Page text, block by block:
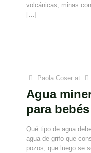
volcánicas, minas
[…]
Paola Coser at
Agua
para
Qué tipo de agua
agua de grifo que
pozos, que luego se